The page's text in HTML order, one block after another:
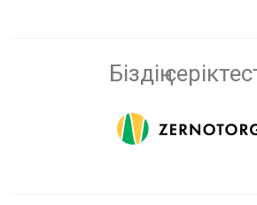
Біздің